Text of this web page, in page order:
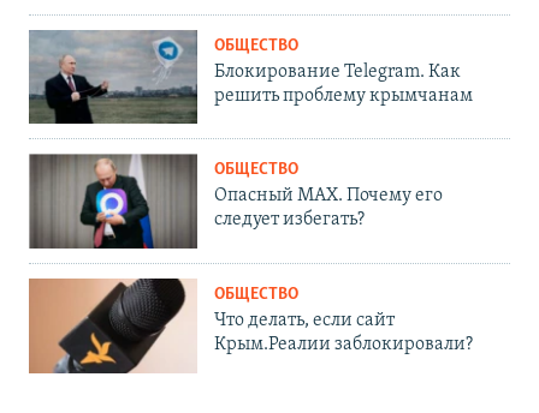
ОБЩЕСТВО
Блокирование Telegram. Как
решить проблему крымчанам
ОБЩЕСТВО
Опасный MAX. Почему его
следует избегать?
ОБЩЕСТВО
Что делать, если сайт
Крым.Реалии заблокировали?